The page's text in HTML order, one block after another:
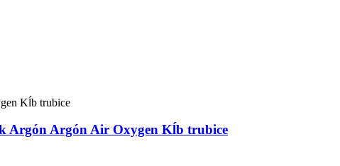
Argón Argón Air Oxygen Kĺb trubice